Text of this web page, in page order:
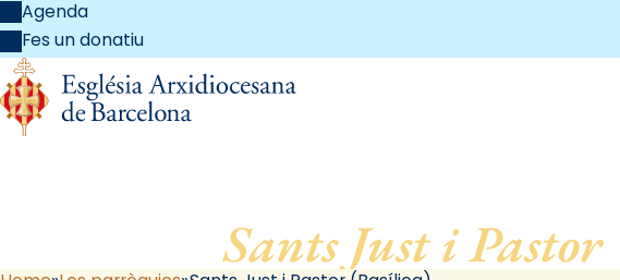
Agenda
Fes un donatiu
Sants Just i Pastor